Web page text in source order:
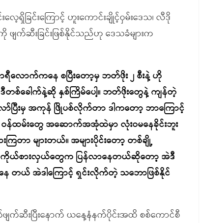
ရှိခြင်းကြောင့် ဟူးကောင်းချိုင့်ဝှမ်းဒေသ၊ လီဒို
ဖျက်ဆီးခြင်းဖြစ်နိုင်သည်ဟု ဒေသခံများက
လောက်ကနေ စပြီးတော့မှ ဘတ်ဖိုး ၂ စီးနဲ့ ဟို
တစ်ခေါက်နဲ့ဆို နှစ်ကြိမ်ပေါ့။ ဘတ်ဖိုးတွေနဲ့ ကျန်တဲ့
မှ အကုန် ဖြိုပစ်လိုက်တာ ဒါကတော့ ဘာကြောင့်
ထမ်းတွေ အဆောက်အအုံထဲမှာ လုံးဝမနေခိုင်းဘူး
တာ များတယ်။ အများပိုင်းတော့ တစ်ချို့
ယ်စားလှယ်တွေက ပြန်လာနေတယ်ဆိုတော့ အဲဒီ
ေ တယ် အဲဒါကြောင့် ရှင်းလိုက်တဲ့ သဘောဖြစ်နိုင်
ျက်ဆီးပြီးနောက် ယနေ့နံနက်ပိုင်းအထိ စစ်ကောင်စီ